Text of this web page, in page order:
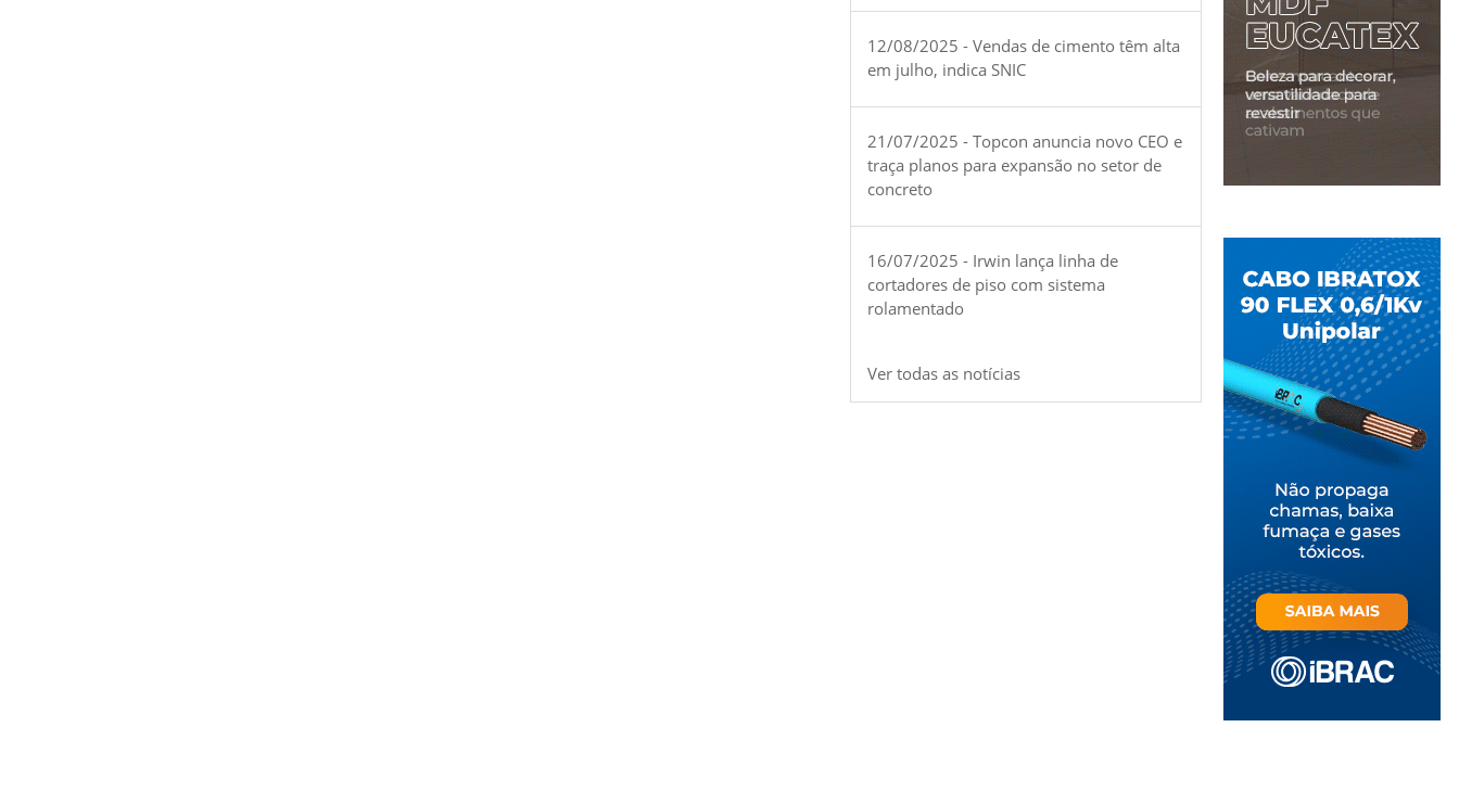
12/08/2025 - Vendas de cimento têm alta
em julho, indica SNIC
21/07/2025 - Topcon anuncia novo CEO e
traça planos para expansão no setor de
concreto
16/07/2025 - Irwin lança linha de
cortadores de piso com sistema
rolamentado
Ver todas as notícias